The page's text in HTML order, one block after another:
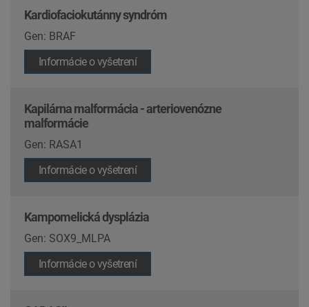
Kardiofaciokutánny syndróm
Gen: BRAF
Informácie o vyšetrení
Kapilárna malformácia - arteriovenózne
malformácie
Gen: RASA1
Informácie o vyšetrení
Kampomelická dysplázia
Gen: SOX9_MLPA
Informácie o vyšetrení